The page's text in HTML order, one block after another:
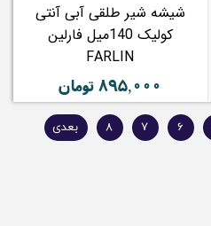
شیشه شیر طلقی آبی آنتی
کولیک 140میل فارلین
FARLIN
۸۹۵,۰۰۰ تومان
۶ ۷ ۸ بعدی